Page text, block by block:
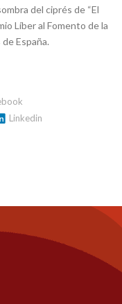
del ciprés de “El
Líber al Fomento de la
España.
Linkedin